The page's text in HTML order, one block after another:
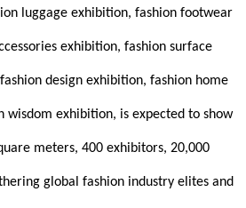
luggage exhibition, fashion footwear
exhibition, fashion surface
design exhibition, fashion home
wisdom exhibition, is expected to show
meters, 400 exhibitors, 20,000
global fashion industry elites and